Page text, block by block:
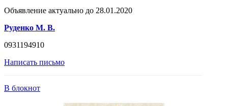
Объявление актуально до 28.01.2020
Руденко М. В.
0931194910
Написать письмо
В блокнот